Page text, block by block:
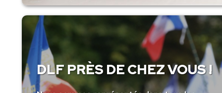
DLF PRÈS DE CHEZ VOUS !